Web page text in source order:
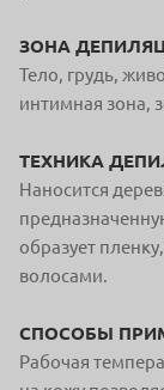
ЗОНА
Тело, грудь,
интимная зона,
ТЕХНИКА
Наносится
образует
волосами.
СПОСОБЫ
Рабочая